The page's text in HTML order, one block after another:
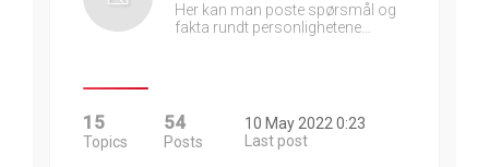
Her kan man poste spørsmål og
fakta rundt personlighetene…
15
Topics
54
Posts
10 May 2022 0:23
Last post